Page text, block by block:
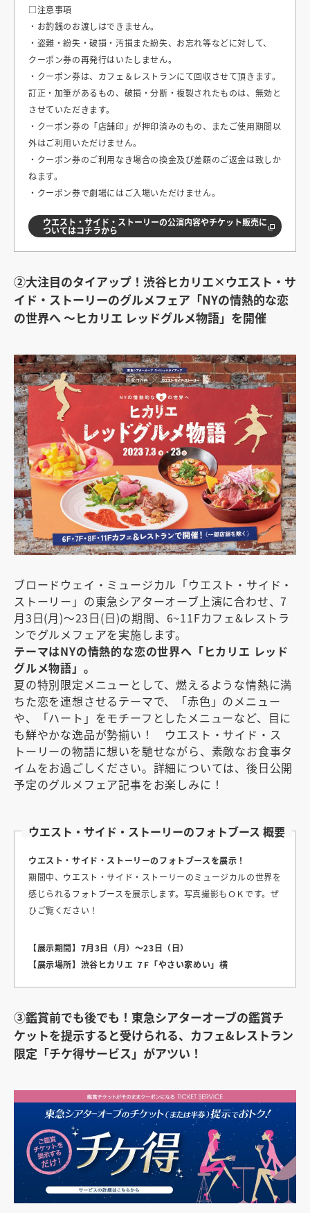
□注意事項
・お釣銭のお渡しはできません。
・盗難・紛失・破損・汚損また紛失、お忘れ等などに対して、
クーポン券の再発行はいたしません。
・クーポン券は、カフェ＆レストランにて回収させて頂きます。
訂正・加筆があるもの、破損・分断・複製されたものは、無効と
させていただきます。
・クーポン券の「店舗印」が押印済みのもの、またご使用期間以
外はご利用いただけません。
・クーポン券のご利用なき場合の換金及び差額のご返金は致しか
ねます。
・クーポン券で劇場にはご入場いただけません。
ウエスト・サイド・ストーリーの公演内容やチケット販売に
ついてはコチラから
②大注目のタイアップ！渋谷ヒカリエ×ウエスト・サ
イド・ストーリーのグルメフェア「NYの情熱的な恋
の世界へ 〜ヒカリエ レッドグルメ物語」を開催
ブロードウェイ・ミュージカル「ウエスト・サイド・
ストーリー」の東急シアターオーブ上演に合わせ、7
月3日(月)〜23日(日)の期間、6~11Fカフェ&レストラ
ンでグルメフェアを実施します。
テーマはNYの情熱的な恋の世界へ「ヒカリエ レッド
グルメ物語」。
夏の特別限定メニューとして、燃えるような情熱に満
ちた恋を連想させるテーマで、「赤色」のメニュー
や、「ハート」をモチーフとしたメニューなど、目に
も鮮やかな逸品が勢揃い！ ウエスト・サイド・ス
トーリーの物語に想いを馳せながら、素敵なお食事タ
イムをお過ごしください。詳細については、後日公開
予定のグルメフェア記事をお楽しみに！
ウエスト・サイド・ストーリーのフォトブース 概要
ウエスト・サイド・ストーリーのフォトブースを展示！
期間中、ウエスト・サイド・ストーリーのミュージカルの世界を
感じられるフォトブースを展示します。写真撮影もＯＫです。ぜ
ひご覧ください！
【展示期間】7月3日（月）〜23日（日）
【展示場所】渋谷ヒカリエ ７F「やさい家めい」横
③鑑賞前でも後でも！東急シアターオーブの鑑賞チ
ケットを提示すると受けられる、カフェ&レストラン
限定「チケ得サービス」がアツい！